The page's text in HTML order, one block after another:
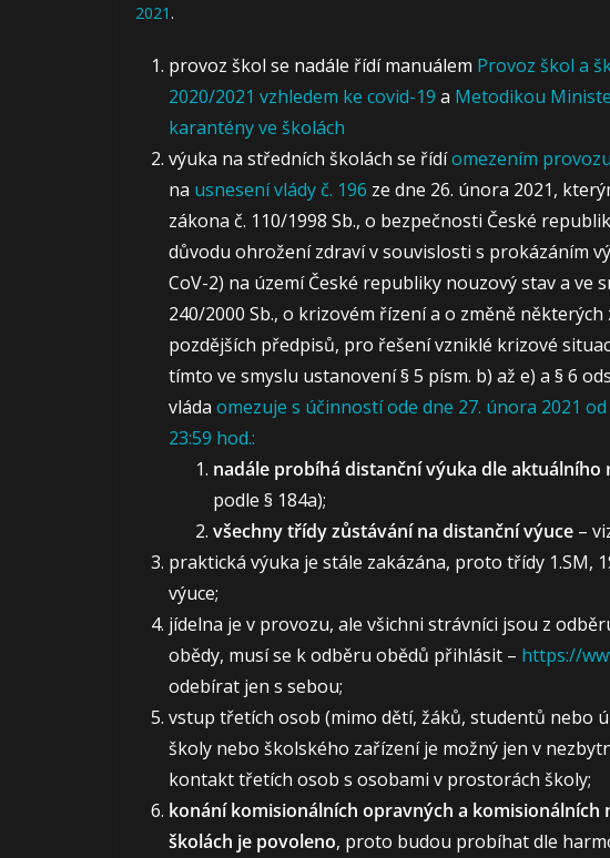
2021 .
provoz škol se nadále řídí manuálem Provoz škol a
2020/2021 vzhledem ke covid-19 a Metodikou
karantény ve školách
výuka na středních školách se řídíomezením
na usnesení vlády č. 196 ze dne 26. února 2021,
zákona č. 110/1998 Sb., o bezpečnosti České
důvodu ohrožení zdraví v souvislosti s prokázáním
CoV-2) na území České republiky nouzový stav a ve
240/2000 Sb., o krizovém řízení a o změně
pozdějších předpisů, pro řešení vzniklé krizové
tímto ve smyslu ustanovení § 5 písm. b) až e) a § 6
vláda omezuje s účinností ode dne 27. února 2021
23:59 hod.:
nadále probíhá distanční výuka dle aktuálního
podle § 184a);
všechny třídy zůstávání na distanční výuce –
praktická výuka je stále zakázána, proto třídy 1.SM,
výuce;
jídelna je v provozu, ale všichni strávníci jsou z
obědy, musí se k odběru obědů přihlásit – https://
odebírat jen s sebou;
vstup třetích osob (mimo dětí, žáků, studentů nebo
školy nebo školského zařízení je možný jen v
kontakt třetích osob s osobami v prostorách školy;
konání komisionálních opravných a komisionálních
školách je povoleno, proto budou probíhat dle